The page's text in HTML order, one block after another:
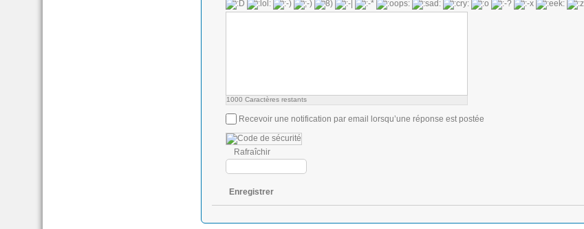
1000 Caractères restants
Recevoir une notification par email lorsqu’une réponse est postée
Rafraîchir
Enregistrer